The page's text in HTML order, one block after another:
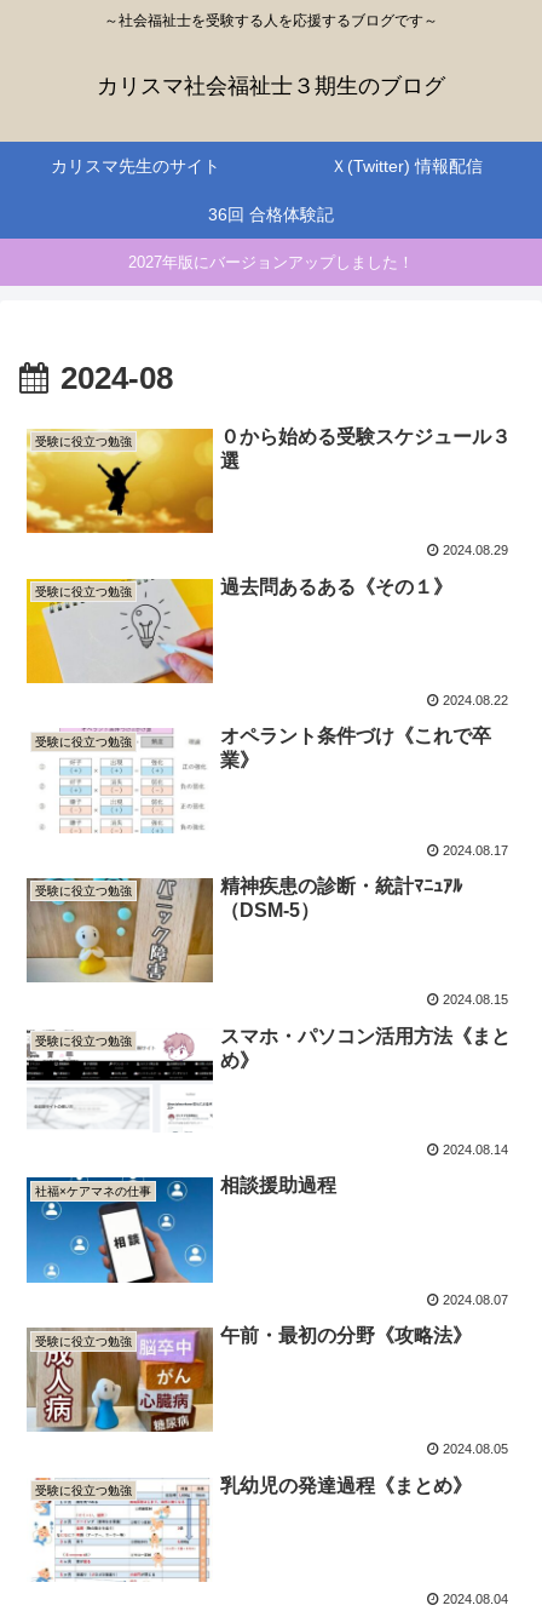
～社会福祉士を受験する人を応援するブログです～
カリスマ社会福祉士３期生のブログ
カリスマ先生のサイト Ｘ(Twitter) 情報配信
36回 合格体験記
2027年版にバージョンアップしました！
2024-08
受験に役立つ勉強
０から始める受験スケジュール３
選
2024.08.29
受験に役立つ勉強 過去問あるある《その１》
2024.08.22
受験に役立つ勉強
オペラント条件づけ《これで卒
業》
2024.08.17
受験に役立つ勉強
精神疾患の診断・統計ﾏﾆｭｱﾙ
（DSM-5）
2024.08.15
受験に役立つ勉強
スマホ・パソコン活用方法《まと
め》
2024.08.14
社福×ケアマネの仕事 相談援助過程
2024.08.07
受験に役立つ勉強 午前・最初の分野《攻略法》
2024.08.05
受験に役立つ勉強 乳幼児の発達過程《まとめ》
2024.08.04